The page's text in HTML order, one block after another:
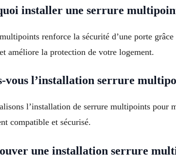
installer une serrure
renforce la sécurité d’une porte
améliore la protection de votre logement.
vous l’installation serrure
l’installation de serrure multipoints pour
compatible et sécurisé.
une installation serrure